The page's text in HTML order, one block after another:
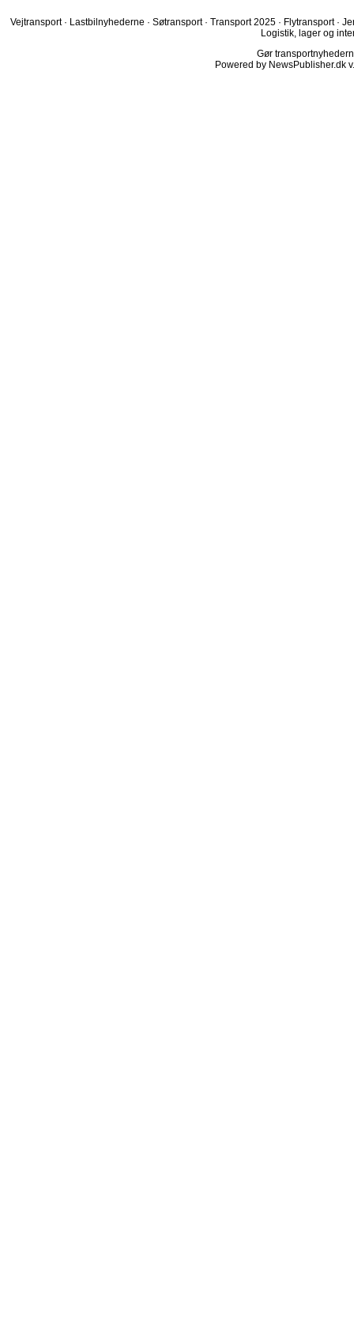
Vejtransport · Lastbilnyhederne · Søtransport · Transport 2025 · Flytransport ·
Logistik, lager og
Gør
Powered by NewsPublisher.dk